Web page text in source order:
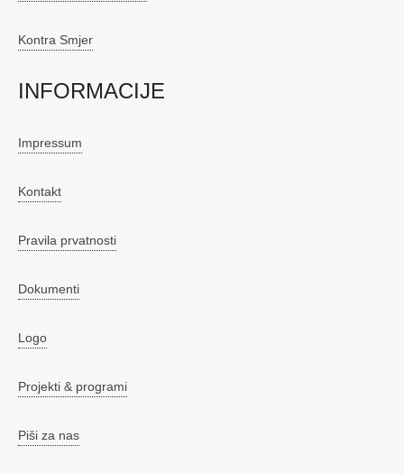
Kontra Smjer
INFORMACIJE
Impressum
Kontakt
Pravila prvatnosti
Dokumenti
Logo
Projekti & programi
Piši za nas